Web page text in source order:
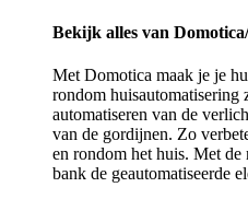
Bekijk alles van
Met Domotica maak je je
rondom huisautomatisering
automatiseren van de
van de gordijnen. Zo
en rondom het huis. Met de
bank de geautomatiseerde